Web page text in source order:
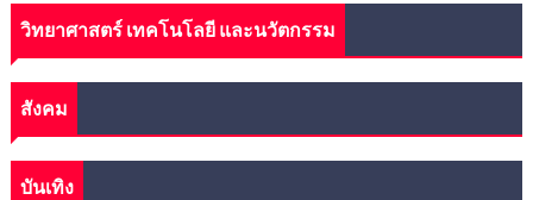
วิทยาศาสตร์ เทคโนโลยี และนวัตกรรม
สังคม
บันเทิง